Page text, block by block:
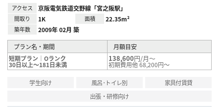
アクセス 京阪電気鉄道交野線「宮之阪駅」
間取り 1K 面積 22.35m²
築年数 2009年 02月 築
プラン名・期間
月額目安
短期プラン｜Oランク
30日以上～181日未満
138,600円/月～
初期費用他 68,200円～
学生向け 風呂･トイレ別
家具付賃貸
出張・研修向け